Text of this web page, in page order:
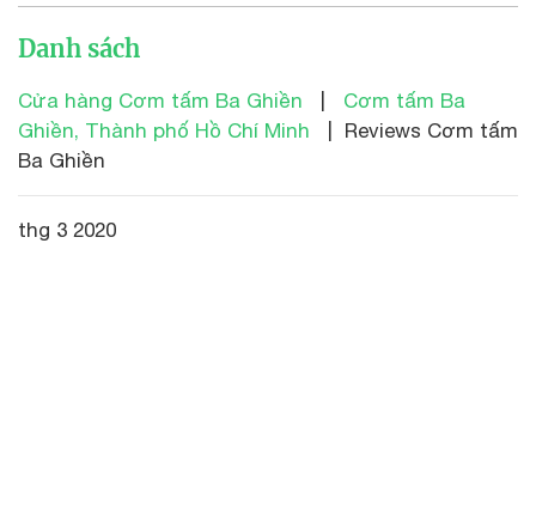
Danh sách
Cửa hàng Cơm tấm Ba Ghiền
Cơm tấm Ba
Ghiền, Thành phố Hồ Chí Minh | Reviews Cơm tấm
Ba Ghiền
thg 3 2020